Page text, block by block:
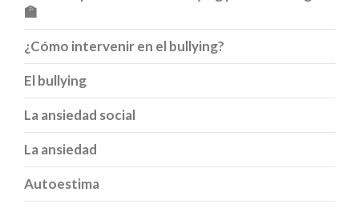
🏫
¿Cómo intervenir en el bullying?
El bullying
La ansiedad social
La ansiedad
Autoestima